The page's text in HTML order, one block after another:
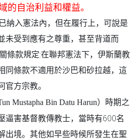
的自治利益和權益。
納入憲法內，但在履行上，可說是
未受到應有之尊重，甚至背道而
條款規定:在聯邦憲法下，伊斯蘭教
同條款不適用於沙巴和砂拉越，這
官方宗教。
Mustapha Bin Datu Harun）時期之
逼害基督教傳教士，當時有600名
出境。其他如早些時候所發生在聖